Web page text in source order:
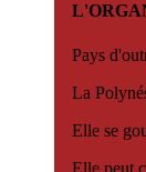
Pays
La
Elle se
Elle peut